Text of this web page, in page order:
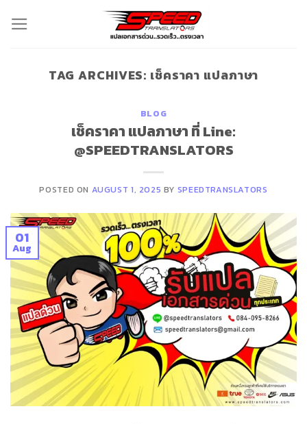
TAG ARCHIVES: เช็คราคา แปลภาษา
BLOG
เช็คราคา แปลภาษา ที่ Line:
@SPEEDTRANSLATORS
POSTED ON AUGUST 1, 2025 BY SPEEDTRANSLATORS
01
Aug